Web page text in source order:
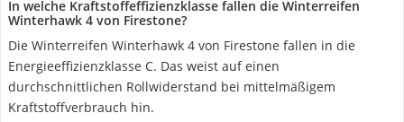
In welche Kraftstoffeffizienzklasse fallen die Winterreifen
Winterhawk 4 von Firestone?
Die Winterreifen Winterhawk 4 von Firestone fallen in die
Energieeffizienzklasse C. Das weist auf einen
durchschnittlichen Rollwiderstand bei mittelmäßigem
Kraftstoffverbrauch hin.